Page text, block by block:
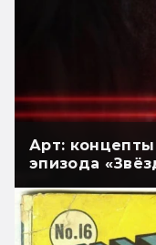
Арт:
эпизода